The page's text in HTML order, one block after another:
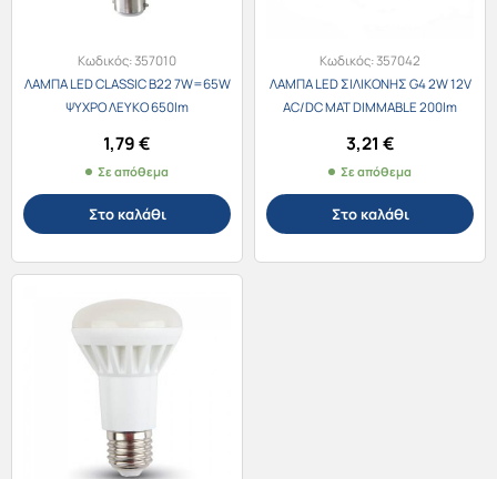
Κωδικός:357010
ΛΑΜΠΑ LED CLASSIC B22 7W=65W
ΨΥΧΡΟ ΛΕΥΚΟ 650lm
1,79€
Σε απόθεμα
Στο καλάθι
Κωδικός:357042
ΛΑΜΠΑ LED ΣΙΛΙΚΟΝΗΣ G4 2W 12V
AC/DC ΜΑΤ DIMMABLE 200lm
3,21 €
Σε απόθεμα
Στο καλάθι